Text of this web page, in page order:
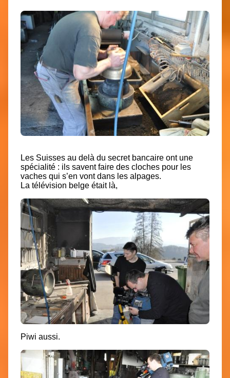
Les Suisses au delà du secret bancaire ont une
spécialité : ils savent faire des cloches pour les
vaches qui s’en vont dans les alpages.
La télévision belge était là,
Piwi aussi.